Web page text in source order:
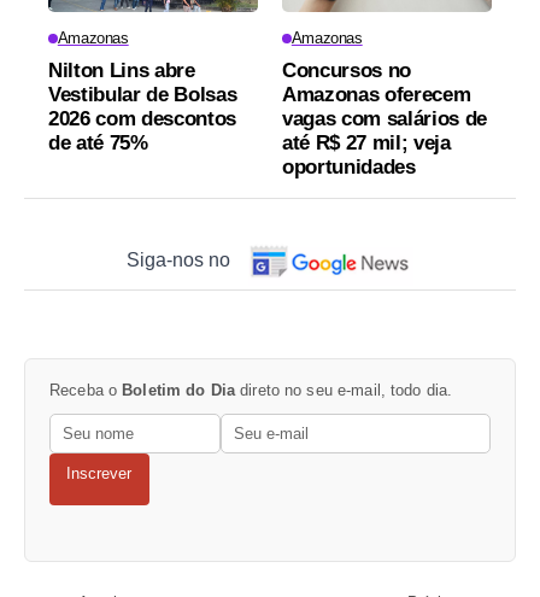
Amazonas
Nilton Lins abre
Vestibular de Bolsas
2026 com descontos
de até 75%
Amazonas
Concursos no
Amazonas oferecem
vagas com salários de
até R$ 27 mil; veja
oportunidades
Siga-nos no
Receba o Boletim do Diadireto no seu e-mail, todo dia.
Inscrever